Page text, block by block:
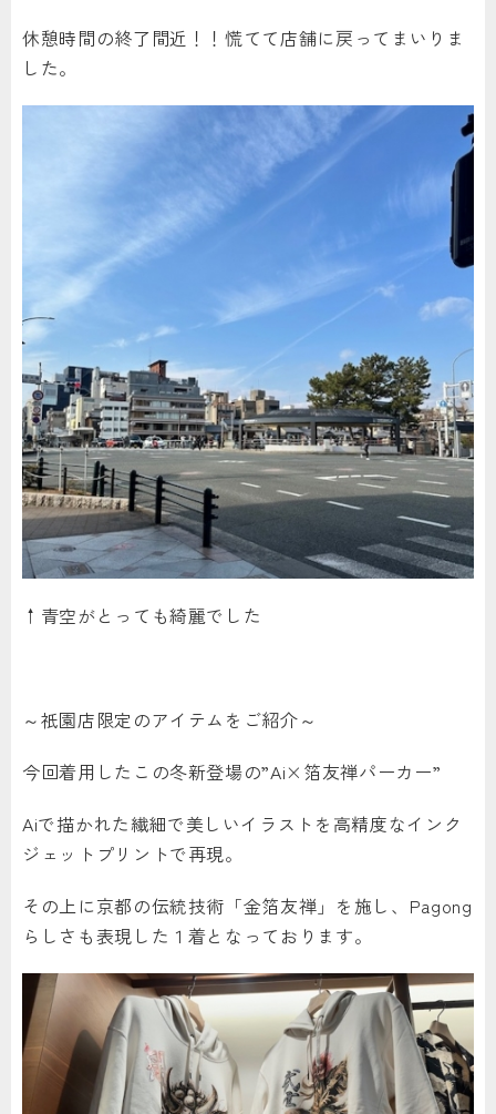
休憩時間の終了間近！！慌てて店舗に戻ってまいりま
した。
↑青空がとっても綺麗でした
～祇園店限定のアイテムをご紹介～
今回着用したこの冬新登場の”Ai×箔友禅パーカー”
Aiで描かれた繊細で美しいイラストを高精度なインク
ジェットプリントで再現。
その上に京都の伝統技術「金箔友禅」を施し、Pagong
らしさも表現した１着となっております。